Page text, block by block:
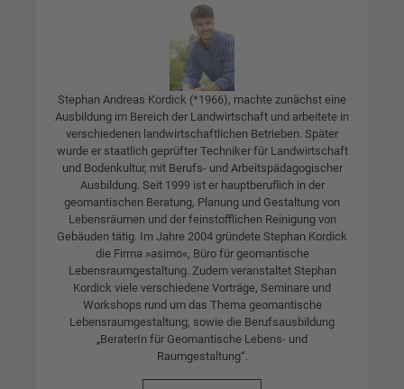
Stephan Andreas Kordick (*1966), machte zunächst eine
Ausbildung im Bereich der Landwirtschaft und arbeitete in
verschiedenen landwirtschaftlichen Betrieben. Später
wurde er staatlich geprüfter Techniker für Landwirtschaft
und Bodenkultur, mit Berufs- und Arbeitspädagogischer
Ausbildung. Seit 1999 ist er hauptberuflich in der
geomantischen Beratung, Planung und Gestaltung von
Lebensräumen und der feinstofflichen Reinigung von
Gebäuden tätig. Im Jahre 2004 gründete Stephan Kordick
die Firma »asimo«, Büro für geomantische
Lebensraumgestaltung. Zudem veranstaltet Stephan
Kordick viele verschiedene Vorträge, Seminare und
Workshops rund um das Thema geomantische
Lebensraumgestaltung, sowie die Berufsausbildung
„BeraterIn für Geomantische Lebens- und
Raumgestaltung“.